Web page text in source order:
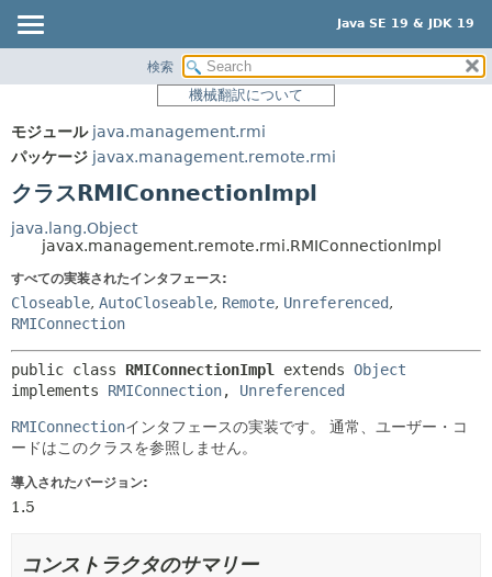
Java SE 19 & JDK 19
パッケージ
使用
ツリー
プレビュー
新規
索引
サマリー:
ネスト済
メソッド
詳細:
コンストラクタ
検索
機械翻訳について
モジュール java.management.rmi
パッケージ javax.management.remote.rmi
クラスRMIConnectionImpl
java.lang.Object
javax.management.remote.rmi.RMIConnectionImpl
すべての実装されたインタフェース:
Closeable, AutoCloseable, Remote, Unreferenced,
RMIConnection
public class RMIConnectionImpl extends Object
implements RMIConnection, Unreferenced
RMIConnectionインタフェースの実装です。
通常、ユーザー・コ
ードはこのクラスを参照しません。
導入されたバージョン:
1.5
コンストラクタのサマリー